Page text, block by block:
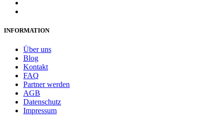
INFORMATION
Über uns
Blog
Kontakt
FAQ
Partner werden
AGB
Datenschutz
Impressum